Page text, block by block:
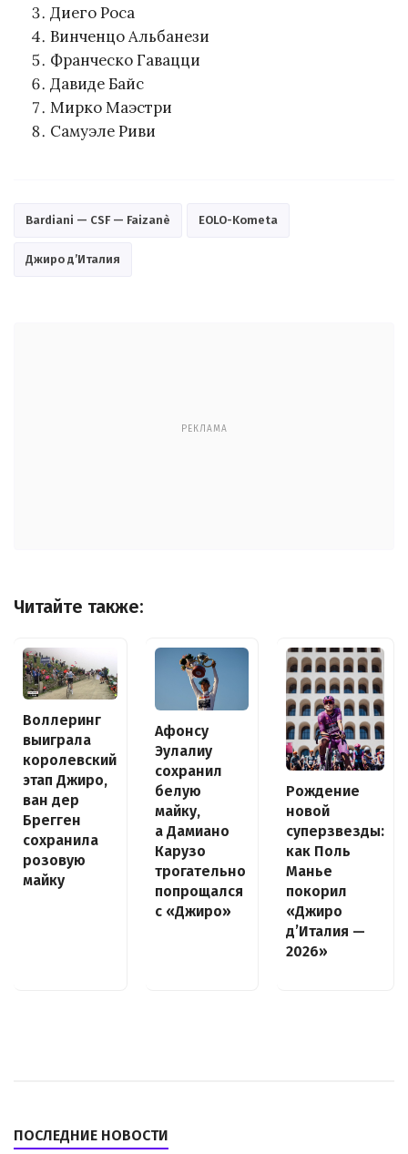
Диего Роса
Винченцо Альбанези
Франческо Гавацци
Давиде Байс
Мирко Маэстри
Самуэле Риви
Bardiani — CSF — Faizanè EOLO-Kometa
Джиро д’Италия
РЕКЛАМА
Читайте также:
Воллеринг
выиграла
королевский
этап Джиро,
ван дер
Брегген
сохранила
розовую
майку
Афонсу
Эулалиу
сохранил
белую
майку,
а Дамиано
Карузо
трогательно
попрощался
с «Джиро»
Рождение
новой
суперзвезды:
как Поль
Манье
покорил
«Джиро
д’Италия —
2026»
ПОСЛЕДНИЕ НОВОСТИ